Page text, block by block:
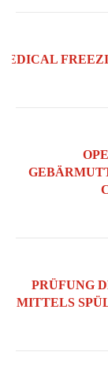
PRÜFUNG
MITTELS